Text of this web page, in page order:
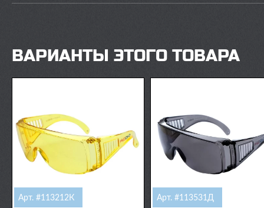
ВАРИАНТЫ ЭТОГО ТОВАРА
Арт. #113212К Арт. #113531Д